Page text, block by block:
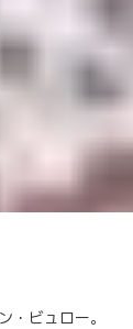
ビュロー。